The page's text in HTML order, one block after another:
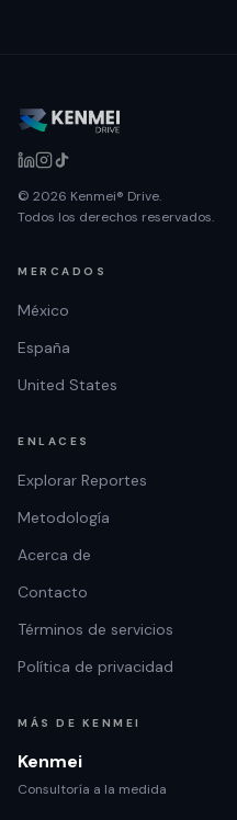
© 2026 Kenmei® Drive.
Todos los derechos reservados.
MERCADOS
México
España
United States
ENLACES
Explorar Reportes
Metodología
Acerca de
Contacto
Términos de servicios
Política de privacidad
MÁS DE KENMEI
Kenmei
Consultoría a la medida